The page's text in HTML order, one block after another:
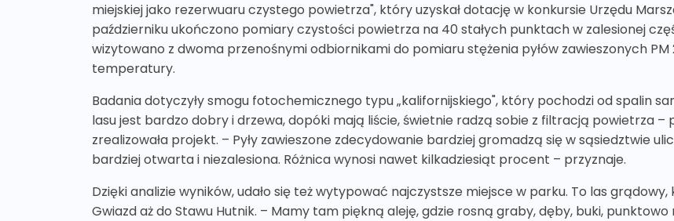
miejskiej jako rezerwuaru czystego powietrza", który uzyskał dotację w konkursie Urzędu
październiku ukończono pomiary czystości powietrza na 40 stałych punktach w zalesionej
wizytowano z dwoma przenośnymi odbiornikami do pomiaru stężenia pyłów zawieszonych PM
temperatury.
Badania dotyczyły smogu fotochemicznego typu „kalifornijskiego", który pochodzi od spalin
lasu jest bardzo dobry i drzewa, dopóki mają liście, świetnie radzą sobie z filtracją powietrza –
zrealizowała projekt. – Pyły zawieszone zdecydowanie bardziej gromadzą się w sąsiedztwie
bardziej otwarta i niezalesiona. Różnica wynosi nawet kilkadziesiąt procent – przyznaje.
Dzięki analizie wyników, udało się też wytypować najczystsze miejsce w parku. To las
Gwiazd aż do Stawu Hutnik. – Mamy tam piękną aleję, gdzie rosną graby, dęby, buki,